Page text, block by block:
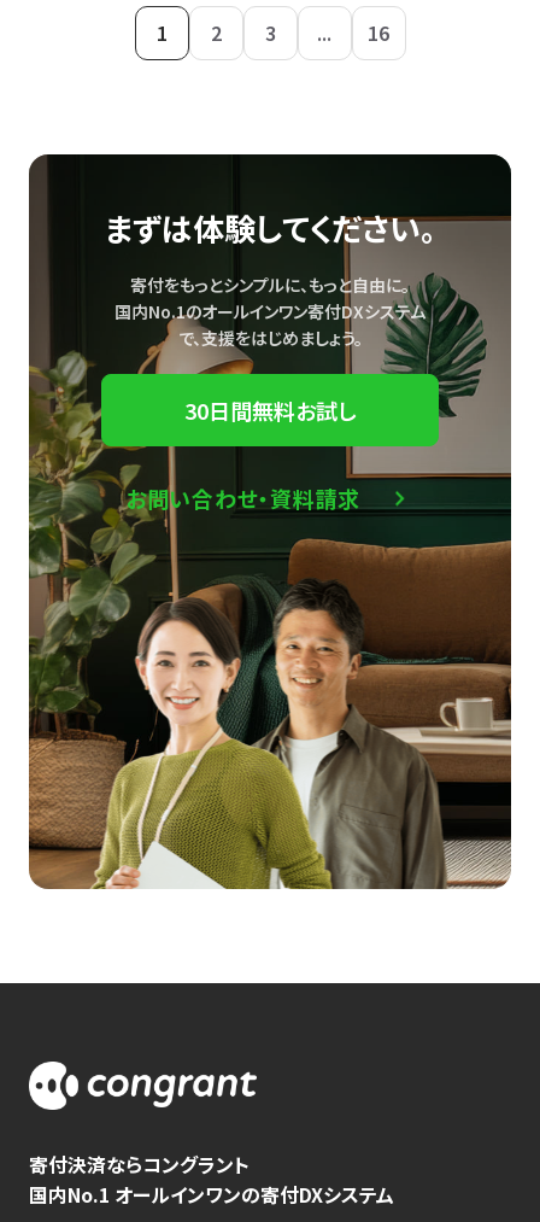
1 2 3 ... 16
まずは体験してください。
寄付をもっとシンプルに、もっと自由に。
国内No.1のオールインワン寄付DXシステム
で、支援をはじめましょう。
30日間無料お試し
お問い合わせ・資料請求
寄付決済ならコングラント
国内No.1 オールインワンの寄付DXシステム